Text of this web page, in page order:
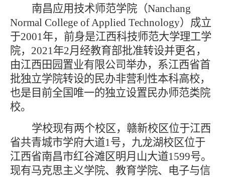
南昌应用技术师范学院（Nanchang
Normal College of Applied Technology）成立
于2001年，前身是江西科技师范大学理工学
院，2021年2月经教育部批准转设并更名，
由江西田园置业有限公司举办，系江西省首
批独立学院转设的民办非营利性本科高校，
也是目前全国唯一的独立设置民办师范类院
校。
学校现有两个校区，赣新校区位于江西
省共青城市学府大道1号，九龙湖校区位于
江西省南昌市红谷滩区明月山大道1599号。
现有马克思主义学院、教育学院、电子与信